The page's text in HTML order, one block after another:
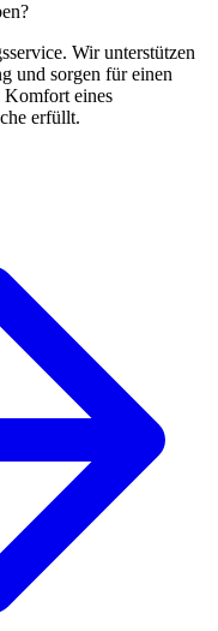
Wir unterstützen
und sorgen für einen
Komfort eines
erfüllt.